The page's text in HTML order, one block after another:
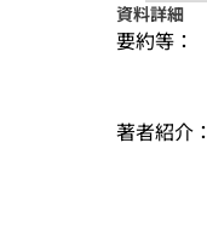
資料詳細
要約等：
著者紹介：